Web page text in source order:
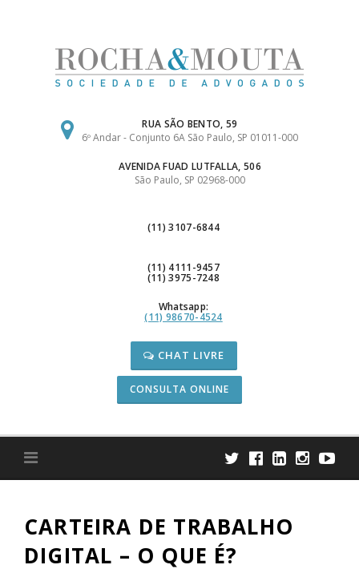
RUA SÃO BENTO, 59
6º Andar - Conjunto 6A São Paulo, SP 01011-000
AVENIDA FUAD LUTFALLA, 506
São Paulo, SP 02968-000
(11) 3107-6844
(11) 4111-9457
(11) 3975-7248
Whatsapp:
(11) 98670-4524
CHAT LIVRE
CONSULTA ONLINE
CARTEIRA DE TRABALHO
DIGITAL – O QUE É?